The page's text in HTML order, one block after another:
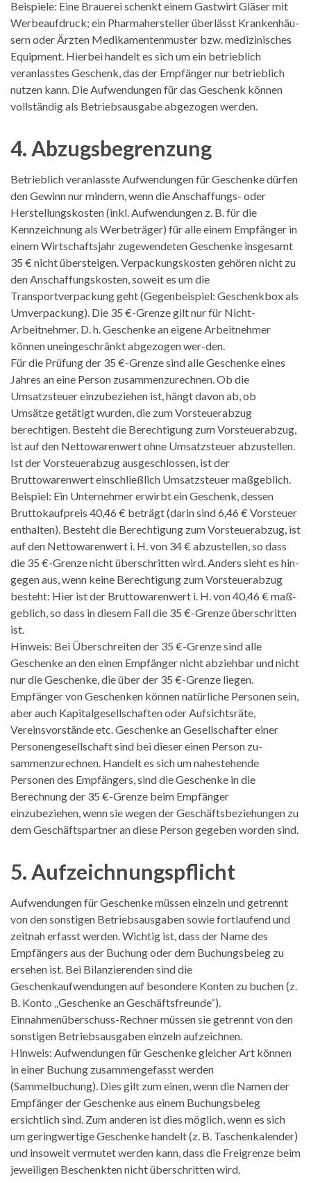
Beispiele: Eine Brauerei schenkt einem Gastwirt Gläser mit
Werbeaufdruck; ein Pharmahersteller überlässt Krankenhäu-
sern oder Ärzten Medikamentenmuster bzw. medizinisches
Equipment. Hierbei handelt es sich um ein betrieblich
veranlasstes Geschenk, das der Empfänger nur betrieblich
nutzen kann. Die Aufwendungen für das Geschenk können
vollständig als Betriebsausgabe abgezogen werden.
4. Abzugsbegrenzung
Betrieblich veranlasste Aufwendungen für Geschenke dürfen
den Gewinn nur mindern, wenn die Anschaffungs- oder
Herstellungskosten (inkl. Aufwendungen z. B. für die
Kennzeichnung als Werbeträger) für alle einem Empfänger in
einem Wirtschaftsjahr zugewendeten Geschenke insgesamt
35 € nicht übersteigen. Verpackungskosten gehören nicht zu
den Anschaffungskosten, soweit es um die
Transportverpackung geht (Gegenbeispiel: Geschenkbox als
Umverpackung). Die 35 €-Grenze gilt nur für Nicht-
Arbeitnehmer. D. h. Geschenke an eigene Arbeitnehmer
können uneingeschränkt abgezogen wer-den.
Für die Prüfung der 35 €-Grenze sind alle Geschenke eines
Jahres an eine Person zusammenzurechnen. Ob die
Umsatzsteuer einzubeziehen ist, hängt davon ab, ob
Umsätze getätigt wurden, die zum Vorsteuerabzug
berechtigen. Besteht die Berechtigung zum Vorsteuerabzug,
ist auf den Nettowarenwert ohne Umsatzsteuer abzustellen.
Ist der Vorsteuerabzug ausgeschlossen, ist der
Bruttowarenwert einschließlich Umsatzsteuer maßgeblich.
Beispiel: Ein Unternehmer erwirbt ein Geschenk, dessen
Bruttokaufpreis 40,46 € beträgt (darin sind 6,46 € Vorsteuer
enthalten). Besteht die Berechtigung zum Vorsteuerabzug, ist
auf den Nettowarenwert i. H. von 34 € abzustellen, so dass
die 35 €-Grenze nicht überschritten wird. Anders sieht es hin-
gegen aus, wenn keine Berechtigung zum Vorsteuerabzug
besteht: Hier ist der Bruttowarenwert i. H. von 40,46 € maß-
geblich, so dass in diesem Fall die 35 €-Grenze überschritten
ist.
Hinweis: Bei Überschreiten der 35 €-Grenze sind alle
Geschenke an den einen Empfänger nicht abziehbar und nicht
nur die Geschenke, die über der 35 €-Grenze liegen.
Empfänger von Geschenken können natürliche Personen sein,
aber auch Kapitalgesellschaften oder Aufsichtsräte,
Vereinsvorstände etc. Geschenke an Gesellschafter einer
Personengesellschaft sind bei dieser einen Person zu-
sammenzurechnen. Handelt es sich um nahestehende
Personen des Empfängers, sind die Geschenke in die
Berechnung der 35 €-Grenze beim Empfänger
einzubeziehen, wenn sie wegen der Geschäftsbeziehungen zu
dem Geschäftspartner an diese Person gegeben worden sind.
5. Aufzeichnungspflicht
Aufwendungen für Geschenke müssen einzeln und getrennt
von den sonstigen Betriebsausgaben sowie fortlaufend und
zeitnah erfasst werden. Wichtig ist, dass der Name des
Empfängers aus der Buchung oder dem Buchungsbeleg zu
ersehen ist. Bei Bilanzierenden sind die
Geschenkaufwendungen auf besondere Konten zu buchen (z.
B. Konto „Geschenke an Geschäftsfreunde“).
Einnahmenüberschuss-Rechner müssen sie getrennt von den
sonstigen Betriebsausgaben einzeln aufzeichnen.
Hinweis: Aufwendungen für Geschenke gleicher Art können
in einer Buchung zusammengefasst werden
(Sammelbuchung). Dies gilt zum einen, wenn die Namen der
Empfänger der Geschenke aus einem Buchungsbeleg
ersichtlich sind. Zum anderen ist dies möglich, wenn es sich
um geringwertige Geschenke handelt (z. B. Taschenkalender)
und insoweit vermutet werden kann, dass die Freigrenze beim
jeweiligen Beschenkten nicht überschritten wird.